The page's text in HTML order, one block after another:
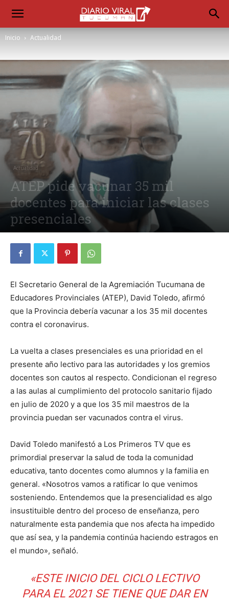
Inicio Actualidad
Actualidad
ATEP pide vacunar 35 mil
docentes para iniciar las clases
presenciales
Por Diego Martín Suárez - 26 enero, 2021
El Secretario General de la Agremiación Tucumana de
Educadores Provinciales (ATEP), David Toledo, afirmó
que la Provincia debería vacunar a los 35 mil docentes
contra el coronavirus.
La vuelta a clases presenciales es una prioridad en el
presente año lectivo para las autoridades y los gremios
docentes son cautos al respecto. Condicionan el regreso
a las aulas al cumplimiento del protocolo sanitario fijado
en julio de 2020 y a que los 35 mil maestros de la
provincia puedan ser vacunados contra el virus.
David Toledo manifestó a Los Primeros TV que es
primordial preservar la salud de toda la comunidad
educativa, tanto docentes como alumnos y la familia en
general. «Nosotros vamos a ratificar lo que venimos
sosteniendo. Entendemos que la presencialidad es algo
insustituible dentro del proceso de enseñanza, pero
naturalmente esta pandemia que nos afecta ha impedido
que así sea, y la pandemia continúa haciendo estragos en
el mundo», señaló.
«ESTE INICIO DEL CICLO LECTIVO
PARA EL 2021 SE TIENE QUE DAR EN